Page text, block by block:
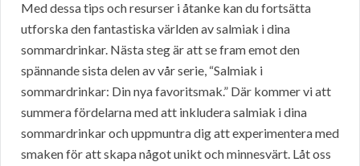
Med dessa tips och resurser i åtanke kan du fortsätta
utforska den fantastiska världen av salmiak i dina
sommardrinkar. Nästa steg är att se fram emot den
spännande sista delen av vår serie, “Salmiak i
sommardrinkar: Din nya favoritsmak.” Där kommer vi att
summera fördelarna med att inkludera salmiak i dina
sommardrinkar och uppmuntra dig att experimentera med
smaken för att skapa något unikt och minnesvärt. Låt oss